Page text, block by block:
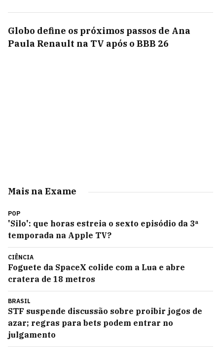
Globo define os próximos passos de Ana
Paula Renault na TV após o BBB 26
Mais na Exame
POP
'Silo': que horas estreia o sexto episódio da 3ª
temporada na Apple TV?
CIÊNCIA
Foguete da SpaceX colide com a Lua e abre
cratera de 18 metros
BRASIL
STF suspende discussão sobre proibir jogos de
azar; regras para bets podem entrar no
julgamento